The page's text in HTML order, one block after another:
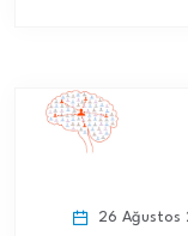
26 Ağustos